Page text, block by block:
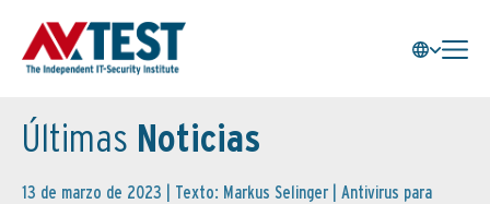
Últimas Noticias
13 de marzo de 2023 | Texto: Markus Selinger | Antivirus para